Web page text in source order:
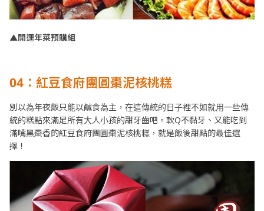
▲開運年菜預購組
04：紅豆食府團圓棗泥核桃糕
別以為年夜飯只能以鹹食為主，在這傳統的日子裡不如就用一些傳
統的糕點來滿足所有大人小孩的甜牙齒吧。軟Q不黏牙、又能吃到
滿嘴黑棗香的紅豆食府團圓棗泥核桃糕，就是飯後甜點的最佳選
擇！